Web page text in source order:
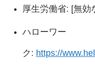
厚生労働省: [無効
ハローワー
ク: https://